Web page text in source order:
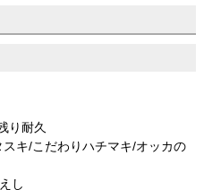
り耐久
キ/こだわりハチマキ/オッカの
し